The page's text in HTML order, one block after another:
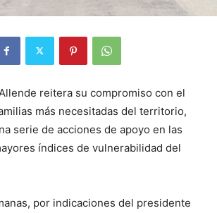
reitera su compromiso con el
más necesitadas del territorio,
serie de acciones de apoyo en las
índices de vulnerabilidad del
por indicaciones del presidente